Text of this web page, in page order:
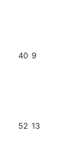
40 9
52 13